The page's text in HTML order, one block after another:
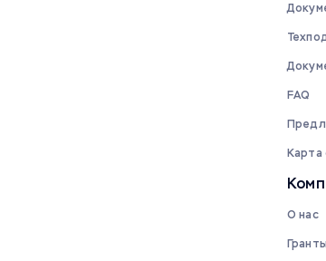
FAQ
Карта
О нас
Гранты